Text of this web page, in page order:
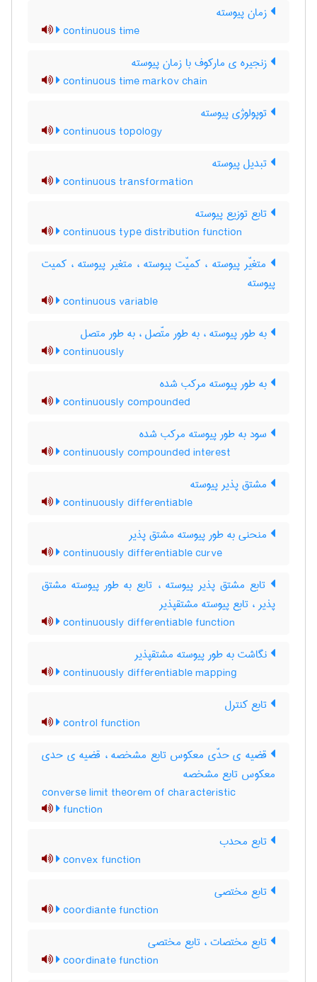
زمان پیوسته
continuous time
زنجیره ی مارکوف با زمان پیوسته
continuous time markov chain
توپولوژی پیوسته
continuous topology
تبدیل پیوسته
continuous transformation
تابع توزیع پیوسته
continuous type distribution function
متغیّر پیوسته ، کمیّت پیوسته ، متغیر پیوسته ، کمیت
پیوسته
continuous variable
به طور پیوسته ، به طور متّصل ، به طور متصل
continuously
به طور پیوسته مرکب شده
continuously compounded
سود به طور پیوسته مرکب شده
continuously compounded interest
مشتق پذیر پیوسته
continuously differentiable
منحنی به طور پیوسته مشتق پذیر
continuously differentiable curve
تابع مشتق پذیر پیوسته ، تابع به طور پیوسته مشتق
پذیر ، تابع پیوسته مشتقپذیر
continuously differentiable function
نگاشت به طور پیوسته مشتقپذیر
continuously differentiable mapping
تابع کنترل
control function
قضیه ی حدّی معکوس تابع مشخصه ، قضیه ی حدی
معکوس تابع مشخصه
converse limit theorem of characteristic
function
تابع محدب
convex function
تابع مختصی
coordiante function
تابع مختصات ، تابع مختصی
coordinate function